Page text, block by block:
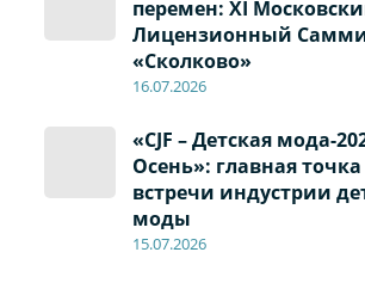
перемен: XI
Лицензионный
«Сколково»
16.07.2026
«CJF – Детская мода-
Осень»: главная точка
встречи индустрии
моды
15.07.2026